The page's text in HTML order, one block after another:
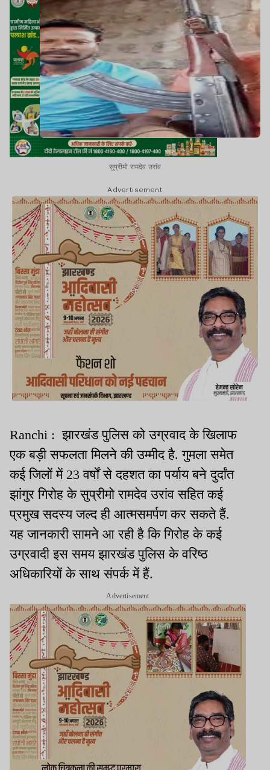
सुप्रीमो रामदेव उरांव
Advertisement
Ranchi : झारखंड पुलिस को उग्रवाद के खिलाफ
एक बड़ी सफलता मिलने की उम्मीद है. गुमला समेत
कई जिलों में 23 वर्षों से दहशत का पर्याय बने दुर्दांत
झांगुर गिरोह के सुप्रीमो रामदेव उरांव सहित कई
प्रमुख सदस्य जल्द ही आत्मसमर्पण कर सकते हैं.
यह जानकारी सामने आ रही है कि गिरोह के कई
उग्रवादी इस समय झारखंड पुलिस के वरिष्ठ
अधिकारियों के साथ संपर्क में हैं.
Advertisement